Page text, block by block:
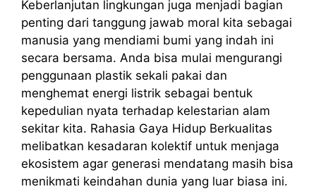
Keberlanjutan lingkungan juga menjadi bagian
penting dari tanggung jawab moral kita sebagai
manusia yang mendiami bumi yang indah ini
secara bersama. Anda bisa mulai mengurangi
penggunaan plastik sekali pakai dan
menghemat energi listrik sebagai bentuk
kepedulian nyata terhadap kelestarian alam
sekitar kita. Rahasia Gaya Hidup Berkualitas
melibatkan kesadaran kolektif untuk menjaga
ekosistem agar generasi mendatang masih bisa
menikmati keindahan dunia yang luar biasa ini.